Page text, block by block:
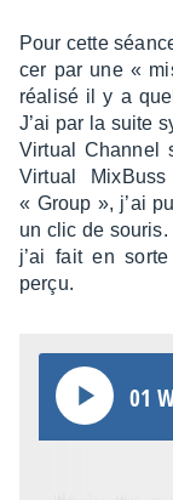
Pour cette
cer par une «
réalisé il y a
J’ai par la suite
Virtual Chan­nel
Virtual
« Group », j’ai
un clic de
j’ai fait en
perçu.
01